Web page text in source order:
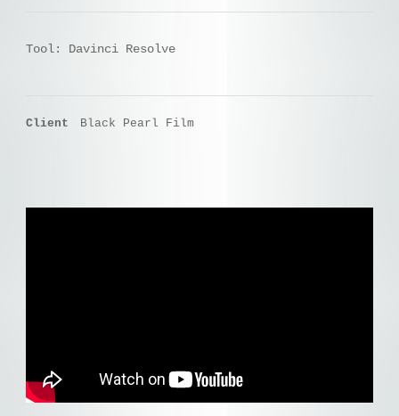
Tool: Davinci Resolve
Client Black Pearl Film